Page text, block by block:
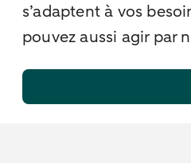
s’adaptent à vos
pouvez aussi agir par